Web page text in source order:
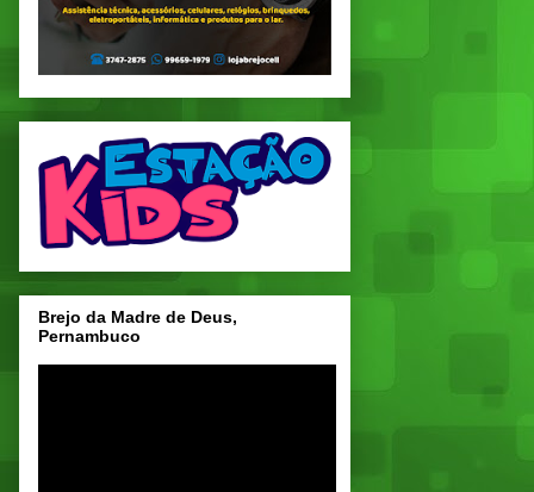
Brejo da Madre de Deus,
Pernambuco